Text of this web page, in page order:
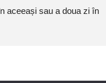
aceeași sau a doua zi în